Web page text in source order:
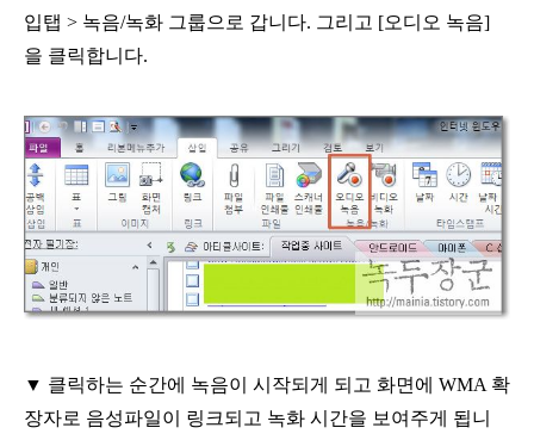
입탭 > 녹음/녹화 그룹으로 갑니다. 그리고 [오디오 녹음]
을 클릭합니다.
▼ 클릭하는 순간에 녹음이 시작되게 되고 화면에 WMA 확
장자로 음성파일이 링크되고 녹화 시간을 보여주게 됩니